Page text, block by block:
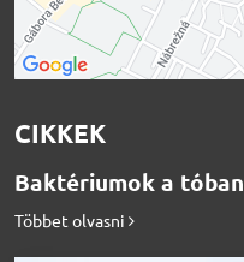
CIKKEK
Baktériumok a tóban
Többet olvasni